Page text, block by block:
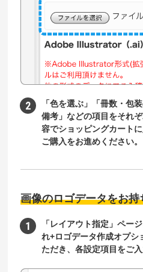
「色を選ぶ」「冊数・包
備考」などの項目をそれ
容でショッピングカート
ご購入をお進めください。
画像のロゴデータをお持
「レイアウト指定」ペー
れ+ロゴデータ作成オプ
ただき、各設定項目をご入